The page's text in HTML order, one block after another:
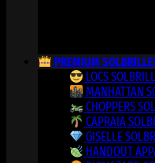
PREMIUM
LOCS
MANHATTAN
CHOPPERS
CAPRAIA
GISELLE
HANDOUT